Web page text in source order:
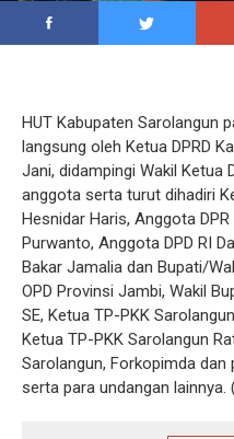
HUT Kabupaten Sarolangun
langsung oleh Ketua DPRD
Jani, didampingi Wakil Ketua
anggota serta turut dihadiri
Hesnidar Haris, Anggota
Purwanto, Anggota DPD RI
Bakar Jamalia dan Bupati/
OPD Provinsi Jambi, Wakil
SE, Ketua TP-PKK
Ketua TP-PKK Sarolangun
Sarolangun, Forkopimda dan
serta para undangan lainnya.